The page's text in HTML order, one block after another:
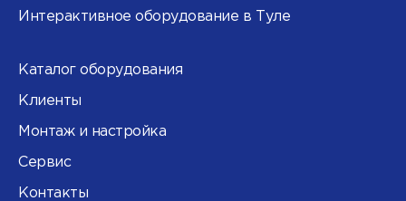
Интерактивное оборудование в Туле
Каталог оборудования
Клиенты
Монтаж и настройка
Сервис
Контакты